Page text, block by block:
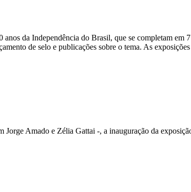
da Independência do Brasil, que se completam em
de selo e publicações sobre o tema. As
Amado e Zélia Gattai -, a inauguração da